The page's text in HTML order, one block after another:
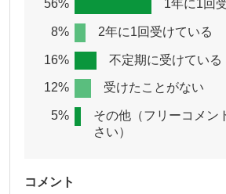
56% 1年に1回
8% 2年に1回受けている
16% 不定期に受けている
12% 受けたことがない
5%
その他（フリーコメン
さい）
コメント